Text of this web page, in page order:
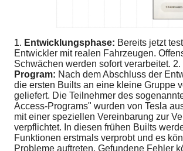
1. Entwicklungsphase: Bereits jetzt
Entwickler mit realen Fahrzeugen.
Schwächen werden sofort verarbeitet. 2.
Program: Nach dem Abschluss der
die ersten Builts an eine kleine Gruppe
geliefert. Die Teilnehmer des
Access-Programs" wurden von Tesla
mit einer speziellen Vereinbarung zur
verpflichtet. In diesen frühen Builts
Funktionen erstmals verprobt und es
Probleme auftreten. Gefundene Fehler